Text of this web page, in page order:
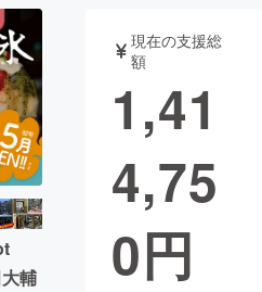
音楽
ェット ゲーム・サ
性化
輔
現在の支援総
額
1,41
4,75
0円